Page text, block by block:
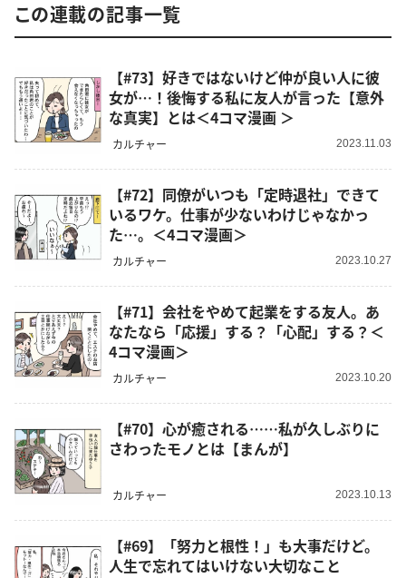
この連載の記事一覧
【#73】好きではないけど仲が良い人に彼
女が…！後悔する私に友人が言った【意外
な真実】とは＜4コマ漫画 ＞
カルチャー 2023.11.03
【#72】同僚がいつも「定時退社」できて
いるワケ。仕事が少ないわけじゃなかっ
た…。＜4コマ漫画＞
カルチャー 2023.10.27
【#71】会社をやめて起業をする友人。あ
なたなら「応援」する？「心配」する？＜
4コマ漫画＞
カルチャー 2023.10.20
【#70】心が癒される……私が久しぶりに
さわったモノとは【まんが】
カルチャー 2023.10.13
【#69】「努力と根性！」も大事だけど。
人生で忘れてはいけない大切なこと